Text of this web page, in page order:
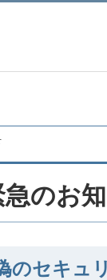
急のお
のセキュ